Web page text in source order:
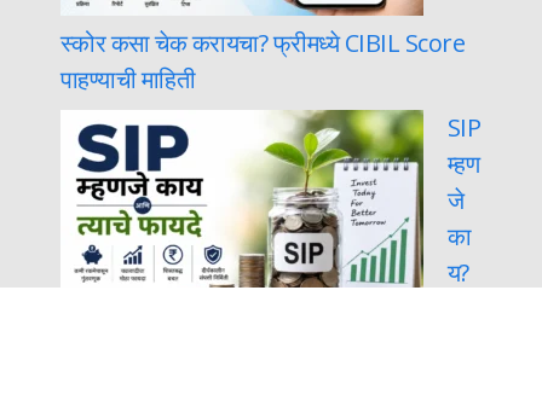
स्कोर कसा चेक करायचा? फ्रीमध्ये CIBIL Score
पाहण्याची माहिती
SIP
म्हण
जे
का
य?